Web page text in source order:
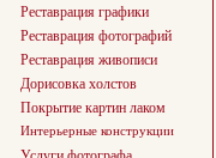
Реставрация графики
Реставрация фотографий
Реставрация живописи
Дорисовка холстов
Покрытие картин лаком
Интерьерные конструкции